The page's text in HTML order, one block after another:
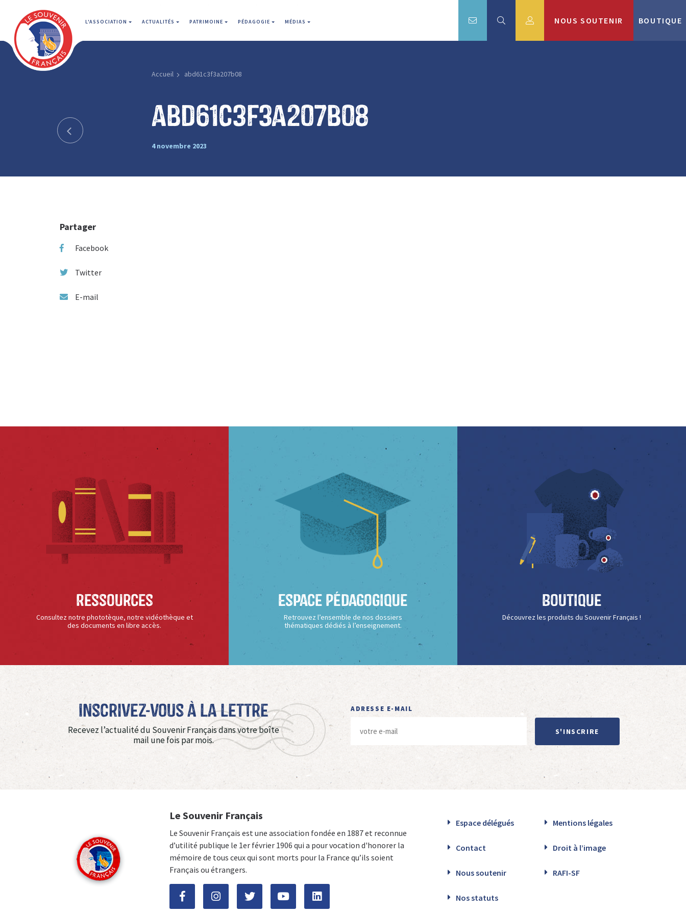
L'ASSOCIATION ACTUALITÉS PATRIMOINE PÉDAGOGIE MÉDIAS NOUS SOUTENIR BOUTIQUE
Accueil abd61c3f3a207b08
abd61c3f3a207b08
4 novembre 2023
Partager
Facebook
Twitter
E-mail
Ressources
Consultez notre phototèque, notre vidéothèque et
des documents en libre accès.
Espace Pédagogique
Retrouvez l’ensemble de nos dossiers
thématiques dédiés à l’enseignement.
Boutique
Découvrez les produits du Souvenir Français !
Inscrivez-vous à La Lettre
Recevez l’actualité du Souvenir Français dans votre boîte
mail une fois par mois.
ADRESSE E-MAIL
S'INSCRIRE
Le Souvenir Français
Le Souvenir Français est une association fondée en 1887 et reconnue
d’utilité publique le 1er février 1906 qui a pour vocation d'honorer la
mémoire de tous ceux qui sont morts pour la France qu’ils soient
Français ou étrangers.
Espace délégués Mentions légales
Contact Droit à l’image
Nous soutenir RAFI-SF
Nos statuts